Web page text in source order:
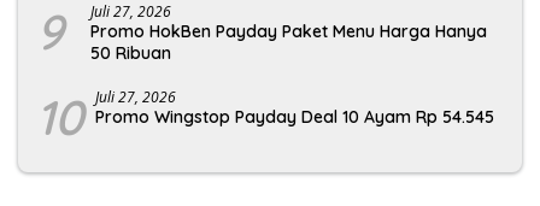
9 Juli 27, 2026
Promo HokBen Payday Paket Menu Harga Hanya
50 Ribuan
10 Juli 27, 2026
Promo Wingstop Payday Deal 10 Ayam Rp 54.545